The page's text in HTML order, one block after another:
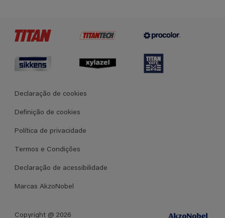
Termos e Condições Gerais de Venda
Declaração de cookies
Definição de cookies
Política de privacidade
Termos e Condições
Declaração de acessibilidade
Marcas AkzoNobel
Copyright @ 2026